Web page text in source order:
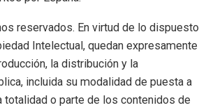
reservados. En virtud de lo dispuesto
Intelectual, quedan expresamente
la distribución y la
incluida su modalidad de puesta a
totalidad o parte de los contenidos de